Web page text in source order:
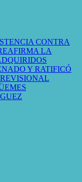
CONTRA
LA
Y RATIFICÓ